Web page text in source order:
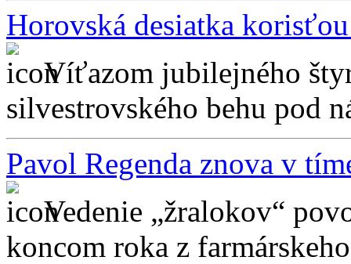
Horovská desiatka
Víťazom jubilejného
silvestrovského behu pod
Pavol Regenda znova v
Vedenie „žralokov“
koncom roka z